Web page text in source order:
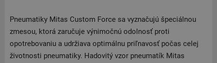
Pneumatiky Mitas Custom Force sa vyznačujú špeciálnou
zmesou, ktorá zaručuje výnimočnú odolnosť proti
opotrebovaniu a udržiava optimálnu priľnavosť počas celej
životnosti pneumatiky. Hadovitý vzor pneumatík Mitas